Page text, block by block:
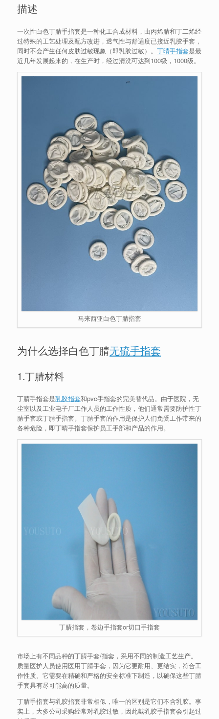
描述
一次性白色丁腈手指套是一种化工合成材料，由丙烯腈和丁二烯经
过特殊的工艺处理及配方改进，透气性与舒适度已接近乳胶手套，
同时不会产生任何皮肤过敏现象（即乳胶过敏）。 丁晴手指套是最
近几年发展起来的，在生产时，经过清洗可达到100级，1000级。
马来西亚白色丁腈指套
为什么选择白色丁腈无硫手指套
1.丁腈材料
丁腈手指套是乳胶指套和pvc手指套的完美替代品。由于医院，无
尘室以及工业电子厂工作人员的工作性质，他们通常需要防护性丁
腈手套或丁腈手指套。丁腈手套的作用是保护人们免受工作带来的
各种危险，即丁晴手指套保护员工手部和产品的作用。
丁腈指套，卷边手指套or切口手指套
市场上有不同品种的丁腈手套/指套，采用不同的制造工艺生产。
质量医护人员使用医用丁腈手套，因为它更耐用、更结实，符合工
作性质。它需要在精确和严格的安全标准下制造，以确保这些丁腈
手套具有尽可能高的质量。
丁腈手指套与乳胶指套非常相似，唯一的区别是它们不含乳胶。事
实上，大多公司采购经常对乳胶过敏，因此戴乳胶手指套会引起过